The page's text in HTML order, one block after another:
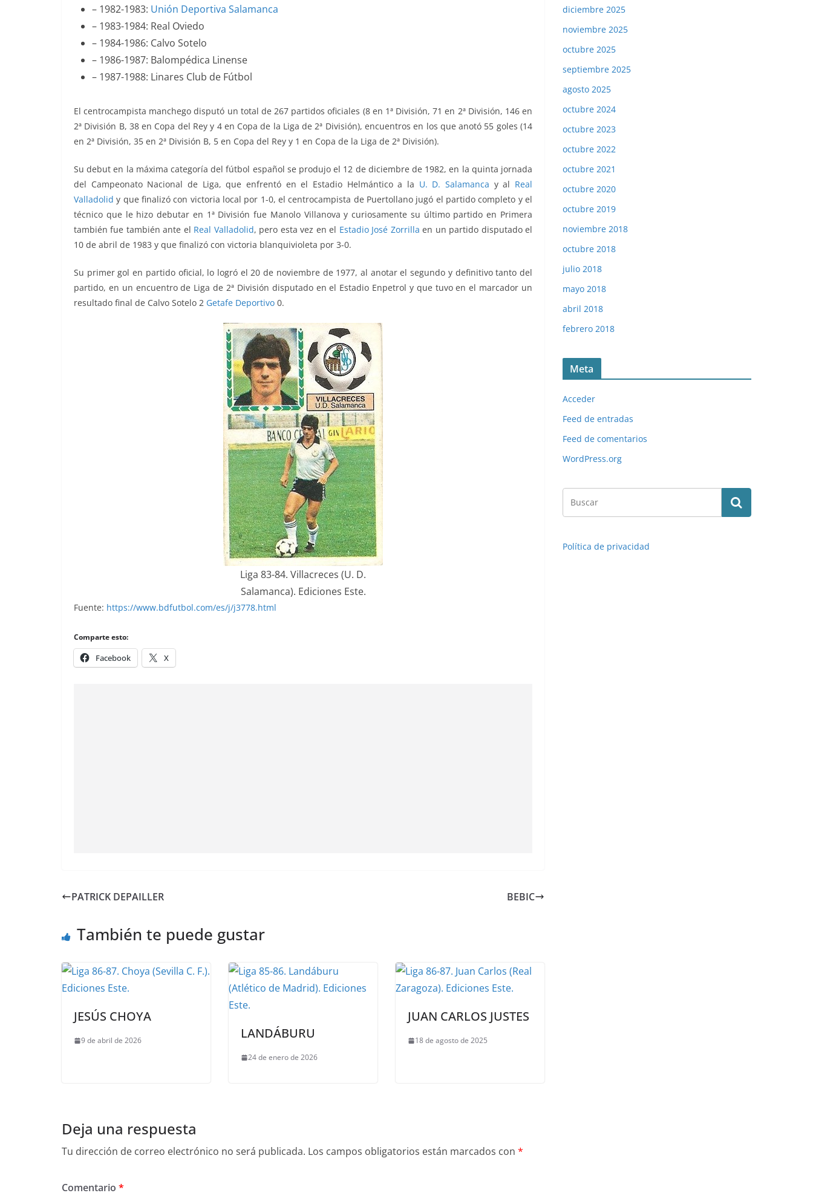
– 1982-1983: Unión Deportiva Salamanca
– 1983-1984: Real Oviedo
– 1984-1986: Calvo Sotelo
– 1986-1987: Balompédica Linense
– 1987-1988: Linares Club de Fútbol
El centrocampista manchego disputó un total de 267 partidos oficiales (8 en 1ª División, 71 en 2ª División, 146 en
2ª División B, 38 en Copa del Rey y 4 en Copa de la Liga de 2ª División), encuentros en los que anotó 55 goles (14
en 2ª División, 35 en 2ª División B, 5 en Copa del Rey y 1 en Copa de la Liga de 2ª División).
Su debut en la máxima categoría del fútbol español se produjo el 12 de diciembre de 1982, en la quinta jornada
del Campeonato Nacional de Liga, que enfrentó en el Estadio Helmántico a la U. D. Salamanca y al Real
Valladolid y que finalizó con victoria local por 1-0, el centrocampista de Puertollano jugó el partido completo y el
técnico que le hizo debutar en 1ª División fue Manolo Villanova y curiosamente su último partido en Primera
también fue también ante el Real Valladolid, pero esta vez en el Estadio José Zorrillaen un partido disputado el
10 de abril de 1983 y que finalizó con victoria blanquivioleta por 3-0.
Su primer gol en partido oficial, lo logró el 20 de noviembre de 1977, al anotar el segundo y definitivo tanto del
partido, en un encuentro de Liga de 2ª División disputado en el Estadio Enpetrol y que tuvo en el marcador un
resultado final de Calvo Sotelo 2 Getafe Deportivo 0.
Liga 83-84. Villacreces (U. D.
Salamanca). Ediciones Este.
Fuente: https://www.bdfutbol.com/es/j/j3778.html
Comparte esto:
Facebook X
PATRICK DEPAILLER BEBIC
También te puede gustar
JESÚS CHOYA
9 de abril de 2026 LANDÁBURU
24 de enero de 2026
JUAN CARLOS JUSTES
18 de agosto de 2025
Deja una respuesta
Tu dirección de correo electrónico no será publicada. Los campos obligatorios están marcados con *
Comentario *
diciembre 2025
noviembre 2025
octubre 2025
septiembre 2025
agosto 2025
octubre 2024
octubre 2023
octubre 2022
octubre 2021
octubre 2020
octubre 2019
noviembre 2018
octubre 2018
julio 2018
mayo 2018
abril 2018
febrero 2018
Meta
Acceder
Feed de entradas
Feed de comentarios
WordPress.org
Política de privacidad